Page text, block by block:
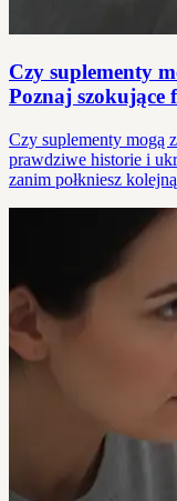
Czy suplementy
Poznaj szokujące
Czy suplementy mogą
prawdziwe historie i
zanim połkniesz